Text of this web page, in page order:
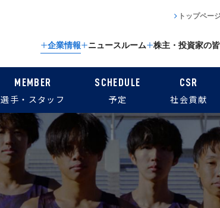
企業情報 ニュースルーム 株主・投資家の
トップペー
MEMBER
選手・スタッフ
SCHEDULE
予定
CSR
社会貢献